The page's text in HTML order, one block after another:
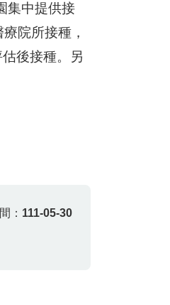
集中提供接
院所接種，
後接種。另
： 111-05-30